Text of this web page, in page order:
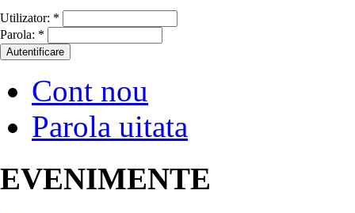
Utilizator: *
Parola: *
Cont nou
Parola uitata
EVENIMENTE